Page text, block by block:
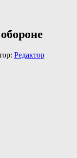
Редактор